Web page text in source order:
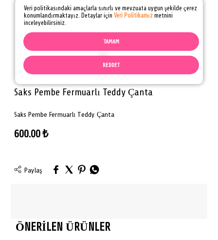
Saks Pembe Fermuarlı Teddy Çanta
Saks Pembe Fermuarlı Teddy Çanta
600.00₺
Paylaş
ÖNERİLEN ÜRÜNLER
Veri politikasındaki amaçlarla sınırlı ve mevzuata uygun şekilde çerez
konumlandırmaktayız. Detaylar içinVeri Politikamızmetnini
inceleyebilirsiniz.
TAMAM
REDDET